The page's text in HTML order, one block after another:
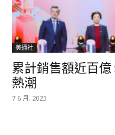
美通社
累計銷售額近百
熱潮
7 6 月, 2023